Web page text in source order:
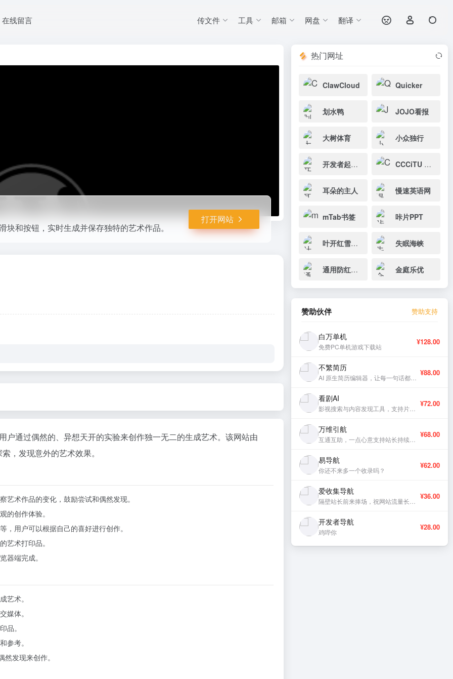
在线留言 传文件 工具 邮箱 网盘 翻译
和按钮，实时生成并保存独特的艺术作品。
打开网站
通过偶然的、异想天开的实验来创作独一无二的生成艺术。该网站由
，发现意外的艺术效果。
术作品的变化，鼓励尝试和偶然发现。
的创作体验。
，用户可以根据自己的喜好进行创作。
艺术打印品。
器端完成。
艺术。
媒体。
品。
参考。
发现来创作。
热门网址
ClawCloud Quicker
划水鸭 JOJO看报
大树体育 小众独行
开发者起始页 CCCiTU 玩机大学
耳朵的主人 慢速英语网
mTab书签 咔片PPT
叶开红雪的博客 失眠海峡
通用防红接口 金庭乐优
赞助伙伴 赞助支持
白万单机
免费PC单机游戏下载站
¥128.00
不繁简历 ¥88.00
看剧AI ¥72.00
万维引航 ¥68.00
易导航
你还不来多一个收录吗？
¥62.00
爱收集导航 ¥36.00
开发者导航
鸡哔你
¥28.00